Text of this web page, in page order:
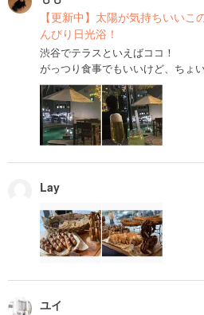
【更新中】太陽が気持ちいい
んびり日光浴！
渋谷でテラスといえばココ！
がっつり食事でもいいけど、ちょい
Lay
ユイ